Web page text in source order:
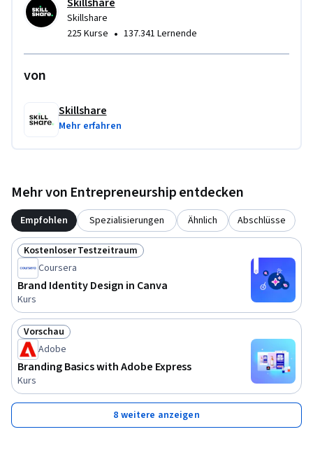
Skillshare
225 Kurse • 137.341 Lernende
von
Skillshare
Mehr erfahren
Mehr von Entrepreneurship entdecken
Empfohlen Spezialisierungen Ähnlich Abschlüsse
Status: Kostenloser Testzeitraum
Kostenloser Testzeitraum
Coursera
Brand Identity Design in Canva
Kurs
Status: Vorschau
Vorschau
Adobe
Branding Basics with Adobe Express
Kurs
8 weitere anzeigen